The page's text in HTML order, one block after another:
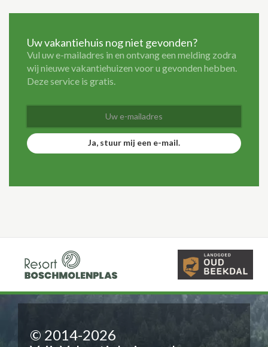
Uw vakantiehuis nog niet gevonden?
Vul uw e-mailadres in en ontvang een melding zodra
wij nieuwe vakantiehuizen voor u gevonden hebben.
Deze service is gratis.
Ja, stuur mij een e-mail.
© 2014-2026